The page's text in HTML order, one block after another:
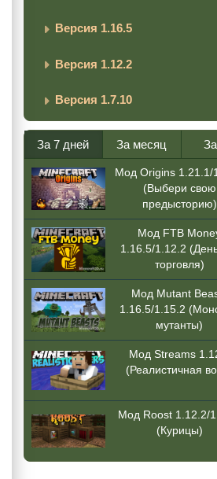
Версия 1.16.5
Версия 1.12.2
Версия 1.7.10
За 7 дней За месяц
Мод Origins 1.21.1/
(Выбери свою
предысторию)
Мод FTB
1.16.5/1.12.2
торговля)
Мод Mutant
1.16.5/1.15.2
мутанты)
Мод Streams
(Реалистичная
Мод Roost 1.12.2/
(Курицы)